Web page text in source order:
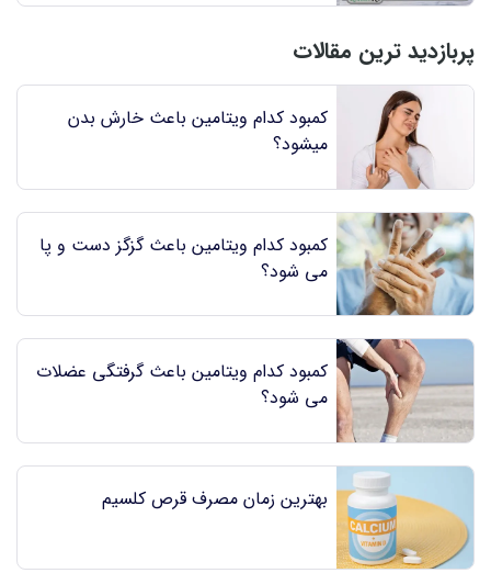
پربازدید ترین مقالات
کمبود کدام ویتامین باعث خارش بدن
میشود؟
کمبود کدام ویتامین باعث گزگز دست و پا
می شود؟
کمبود کدام ویتامین باعث گرفتگی عضلات
می شود؟
بهترین زمان مصرف قرص کلسیم